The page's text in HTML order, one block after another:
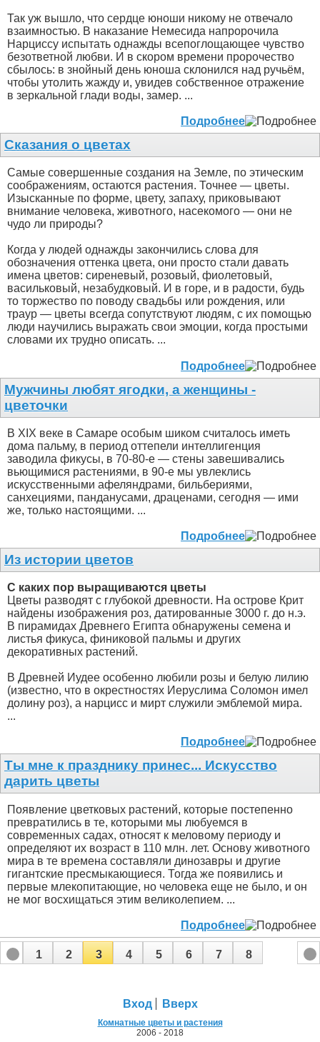
Так уж вышло, что сердце юноши никому не отвечало
взаимностью. В наказание Немесида напророчила
Нарциссу испытать однажды всепоглощающее чувство
безответной любви. И в скором времени пророчество
сбылось: в знойный день юноша склонился над ручьём,
чтобы утолить жажду и, увидев собственное отражение
в зеркальной глади воды, замер. ...
Подробнее
Сказания о цветах
Самые совершенные создания на Земле, по этическим
соображениям, остаются растения. Точнее — цветы.
Изысканные по форме, цвету, запаху, приковывают
внимание человека, животного, насекомого — они не
чудо ли природы?
Когда у людей однажды закончились слова для
обозначения оттенка цвета, они просто стали давать
имена цветов: сиреневый, розовый, фиолетовый,
васильковый, незабудковый. И в горе, и в радости, будь
то торжество по поводу свадьбы или рождения, или
траур — цветы всегда сопутствуют людям, с их помощью
люди научились выражать свои эмоции, когда простыми
словами их трудно описать. ...
Подробнее
Мужчины любят ягодки, а женщины -
цветочки
В XIX веке в Самаре особым шиком считалось иметь
дома пальму, в период оттепели интеллигенция
заводила фикусы, в 70-80-е — стены завешивались
вьющимися растениями, в 90-е мы увлеклись
искусственными афеляндрами, бильбериями,
санхециями, панданусами, драценами, сегодня — ими
же, только настоящими. ...
Подробнее
Из истории цветов
С каких пор выращиваются цветы
Цветы разводят с глубокой древности. На острове Крит
найдены изображения роз, датированные 3000 г. до н.э.
В пирамидах Древнего Египта обнаружены семена и
листья фикуса, финиковой пальмы и других
декоративных растений.
В Древней Иудее особенно любили розы и белую лилию
(известно, что в окрестностях Иеруслима Соломон имел
долину роз), а нарцисс и мирт служили эмблемой мира.
...
Подробнее
Ты мне к празднику принес... Искусство
дарить цветы
Появление цветковых растений, которые постепенно
превратились в те, которыми мы любуемся в
современных садах, относят к меловому периоду и
определяют их возраст в 110 млн. лет. Основу животного
мира в те времена составляли динозавры и другие
гигантские пресмыкающиеся. Тогда же появились и
первые млекопитающие, но человека еще не было, и он
не мог восхищаться этим великолепием. ...
Подробнее
1 2 3 4 5 6 7 8
Вход Вверх
Комнатные цветы и растения
2006 - 2018